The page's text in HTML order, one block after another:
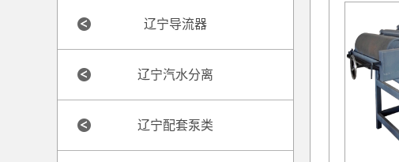
辽宁导流器
辽宁汽水分离
辽宁配套泵类